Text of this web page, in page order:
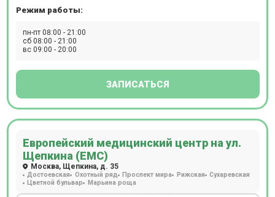
Полное поликлиническое обслуживание, предлагаемое
клиникой Семейная на Каширской, особенно актуально
для семей: здесь получит помощь каждый, от мала до
Режим работы:
пн-пт 08:00 - 21:00
сб 08:00 - 21:00
вс 09:00 - 20:00
ЗАПИСАТЬСЯ
Европейский медицинский центр на ул.
Щепкина (ЕМС)
Москва, Щепкина, д. 35
Достоевская Охотный ряд Проспект мира Рижская
Сухаревская
Цветной бульвар Марьина роща